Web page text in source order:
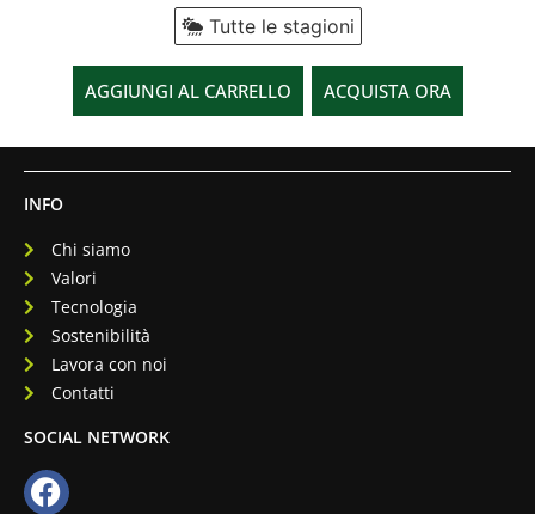
Tutte le stagioni
AGGIUNGI AL CARRELLO ACQUISTA ORA
INFO
Chi siamo
Valori
Tecnologia
Sostenibilità
Lavora con noi
Contatti
SOCIAL NETWORK